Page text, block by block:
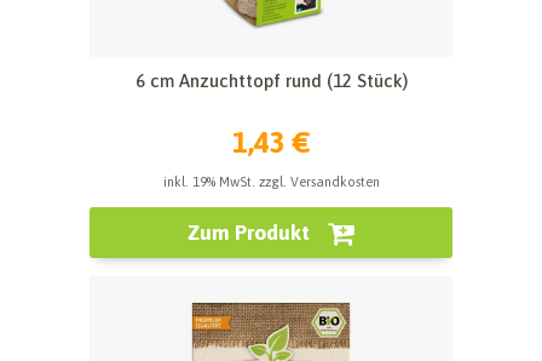
6 cm Anzuchttopf rund (12 Stück)
1,43 €
inkl. 19% MwSt. zzgl. Versandkosten
Zum Produkt